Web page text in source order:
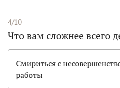
4/10
Что вам сложнее всего
Смириться с
работы